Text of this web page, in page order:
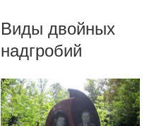
Виды двойных
надгробий